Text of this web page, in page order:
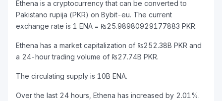
Ethena is a cryptocurrency that can be converted to
Pakistano rupija (PKR) on Bybit-eu. The current
exchange rate is 1 ENA = ₨25.98980929177883 PKR.
Ethena has a market capitalization of ₨252.38B PKR and
a 24-hour trading volume of ₨27.74B PKR.
The circulating supply is 10B ENA.
Over the last 24 hours, Ethena has increased by 2.01%.